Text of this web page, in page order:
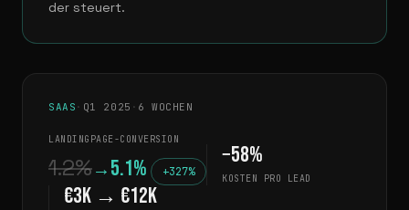
der steuert.
SAAS · Q1 2025 · 6 WOCHEN
LANDINGPAGE-CONVERSION
1.2%→5.1% +327%
−58%
KOSTEN PRO LEAD
€3K → €12K